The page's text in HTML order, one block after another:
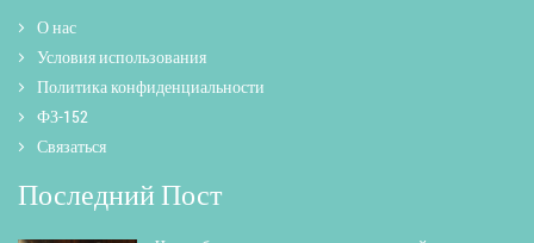
О нас
Условия использования
Политика конфиденциальности
ФЗ-152
Связаться
Последний Пост